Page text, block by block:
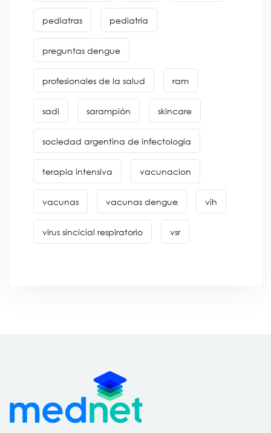
pediatras pediatría
preguntas dengue
profesionales de la salud ram
sadi sarampión skincare
sociedad argentina de infectología
terapia intensiva vacunacion
vacunas vacunas dengue vih
virus sincicial respiratorio vsr